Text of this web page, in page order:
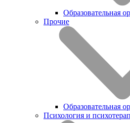
Образовательная
Прочие
Образовательная
Психология и